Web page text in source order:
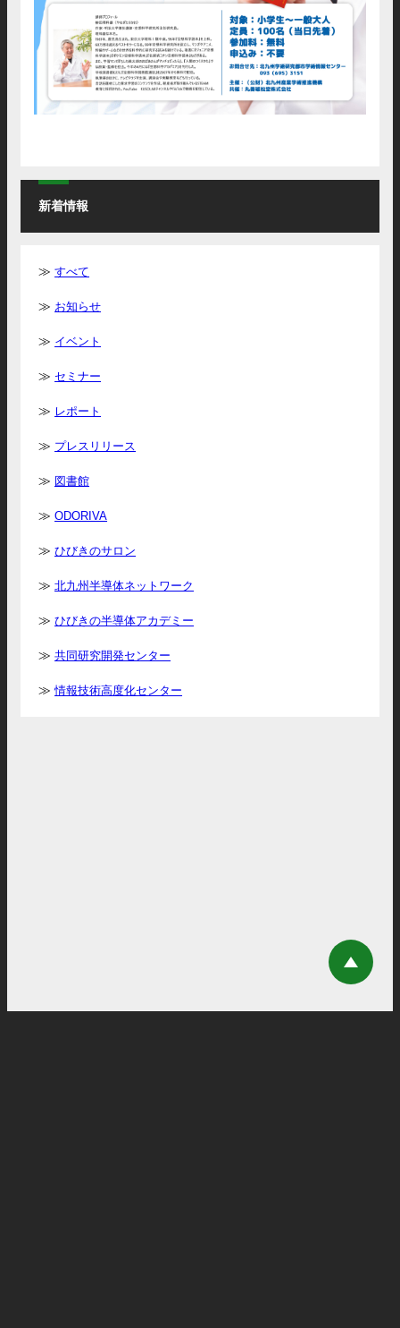
新着情報
すべて
お知らせ
イベント
セミナー
レポート
プレスリリース
図書館
ODORIVA
ひびきのサロン
北九州半導体ネットワーク
ひびきの半導体アカデミー
共同研究開発センター
情報技術高度化センター